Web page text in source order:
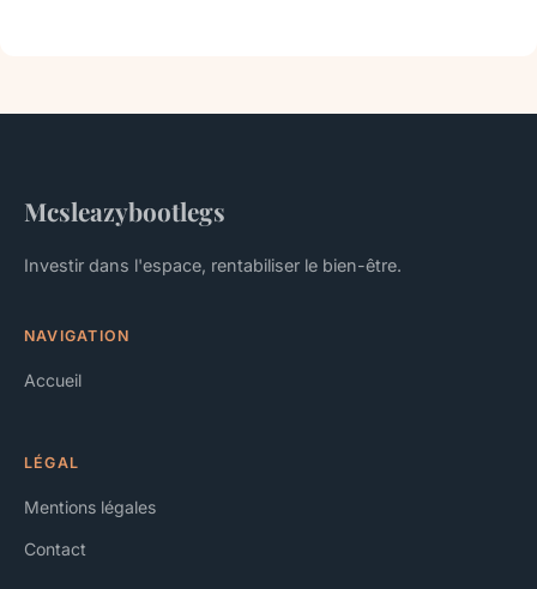
Mcsleazybootlegs
Investir dans l'espace, rentabiliser le bien-être.
NAVIGATION
Accueil
LÉGAL
Mentions légales
Contact